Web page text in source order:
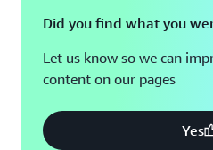
Did you find what you
Let us know so we can
content on our pages
Yes